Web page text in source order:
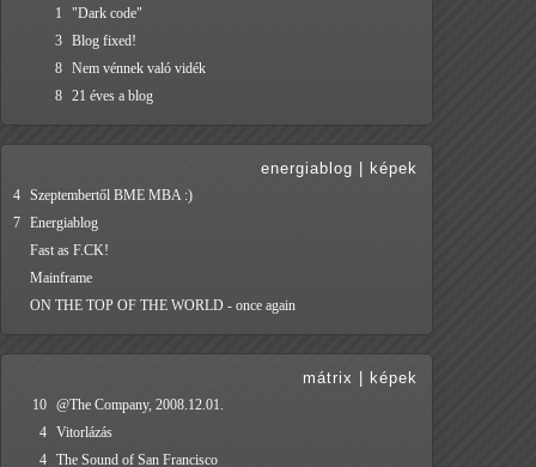
1
"Dark code"
3 Blog fixed!
8 Nem vénnek való vidék
8 21 éves a blog
energiablog képek
4 Szeptembertől BME MBA :)
7 Energiablog
Fast as F.CK!
Mainframe
ON THE TOP OF THE WORLD - once again
mátrix képek
10 @The Company, 2008.12.01.
4 Vitorlázás
4 The Sound of San Francisco